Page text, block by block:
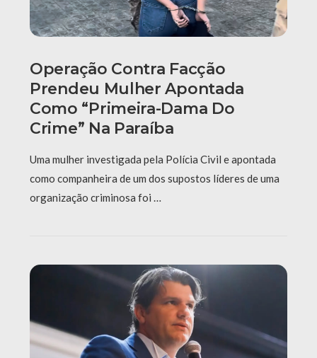
Operação Contra Facção
Prendeu Mulher Apontada
Como “primeira-Dama Do
Crime” Na Paraíba
Uma mulher investigada pela Polícia Civil e apontada
como companheira de um dos supostos líderes de uma
organização criminosa foi …